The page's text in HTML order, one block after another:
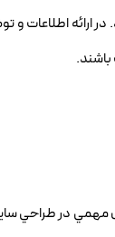
در ارائه
در طراحي